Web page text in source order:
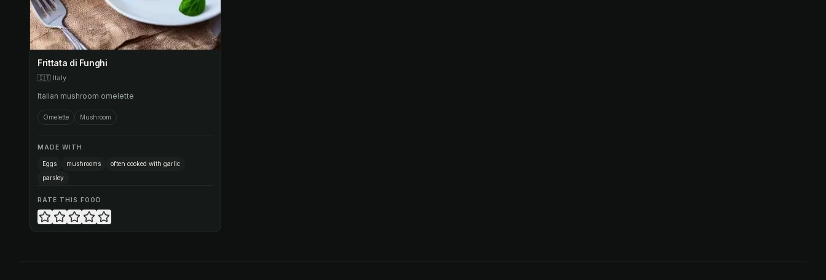
Frittata di Funghi
🇮🇹 Italy
Italian mushroom omelette
Omelette Mushroom
MADE WITH
Eggs mushrooms
often cooked with garlic
parsley
RATE THIS FOOD